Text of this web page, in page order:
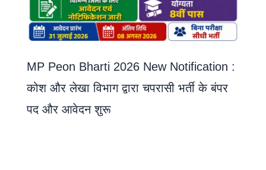
MP Peon Bharti 2026 New Notification :
कोश और लेखा विभाग द्वारा चपरासी भर्ती के बंपर
पद और आवेदन शुरू